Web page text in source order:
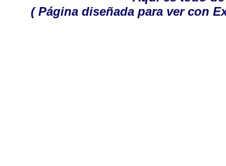
( Página diseñada para ver con